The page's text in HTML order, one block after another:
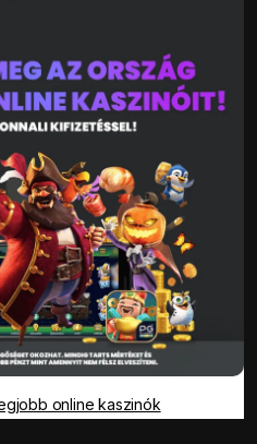
online kaszinók